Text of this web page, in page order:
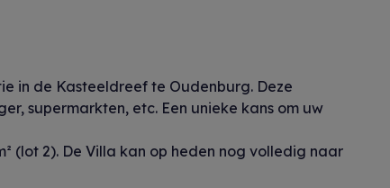
in de Kasteeldreef te Oudenburg. Deze
supermarkten, etc. Een unieke kans om uw
(lot 2). De Villa kan op heden nog volledig naar